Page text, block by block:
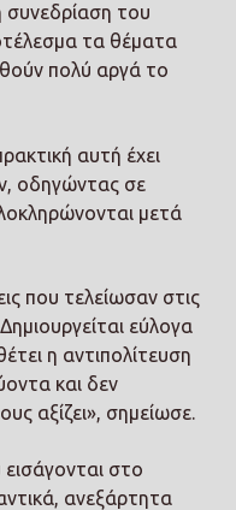
συνεδρίαση του
τα θέματα
πολύ αργά το
αυτή έχει
οδηγώντας σε
μετά
που τελείωσαν στις
εύλογα
η αντιπολίτευση
και δεν
αξίζει», σημείωσε.
στο
ανεξάρτητα